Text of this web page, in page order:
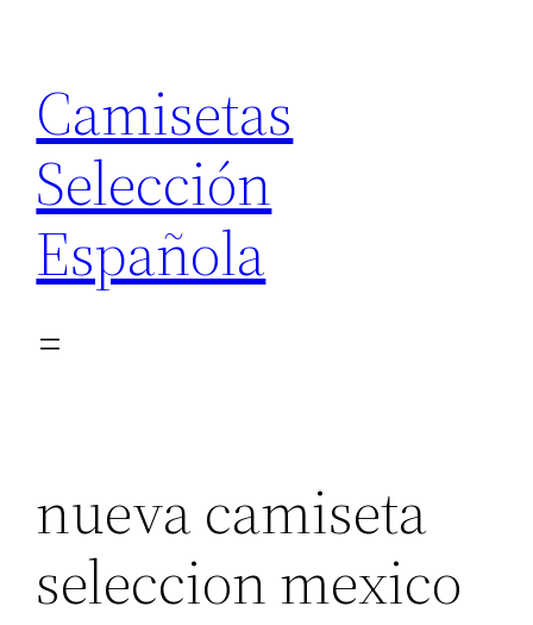
contenido
Camisetas
Selección
Española
nueva camiseta
seleccion mexico